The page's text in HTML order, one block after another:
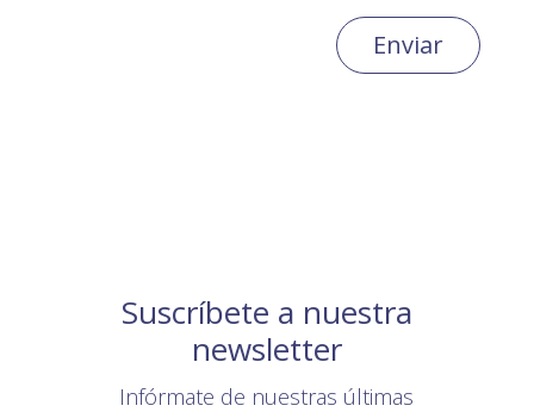
Enviar
Suscríbete a nuestra
newsletter
Infórmate de nuestras últimas